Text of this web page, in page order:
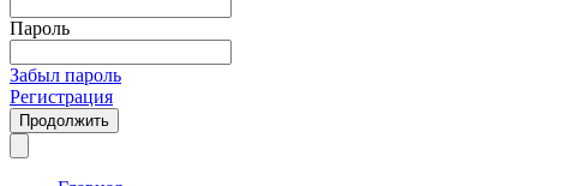
Пароль
Забыл пароль
Регистрация
Продолжить